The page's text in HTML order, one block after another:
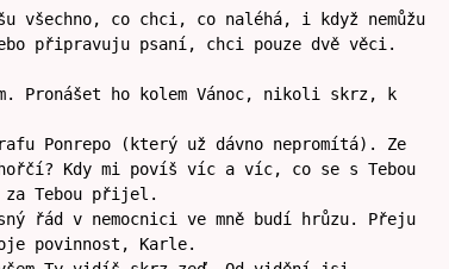
co chci, co naléhá, i když nemůžu
připravuju psaní, chci pouze dvě věci.
Pronášet ho kolem Vánoc, nikoli skrz, k
Ponrepo (který už dávno nepromítá). Ze
Kdy mi povíš víc a víc, co se s Tebou
za Tebou přijel.
řád v nemocnici ve mně budí hrůzu. Přeju
povinnost, Karle.